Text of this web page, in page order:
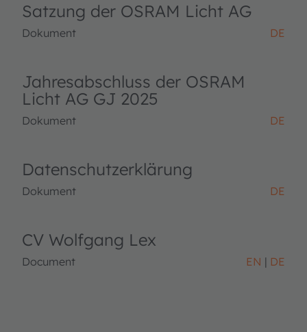
Satzung der OSRAM Licht AG
Dokument DE
Jahresabschluss der OSRAM
Licht AG GJ 2025
Dokument DE
Datenschutzerklärung
Dokument DE
CV Wolfgang Lex
Document EN DE